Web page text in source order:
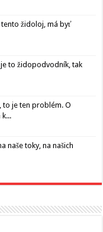
tento židoloj, má byť
je to židopodvodník, tak
to je ten problém. O
naše toky, na našich